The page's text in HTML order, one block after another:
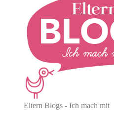
Eltern Blogs - Ich mach mit